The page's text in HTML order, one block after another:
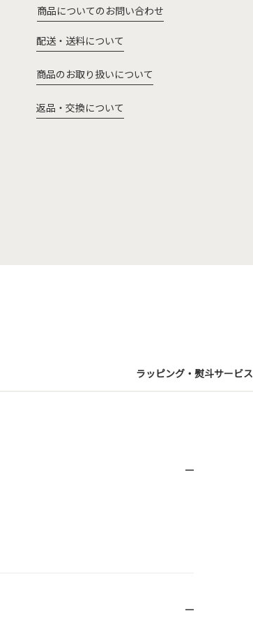
商品についてのお問い合わせ
配送・送料について
商品のお取り扱いについて
返品・交換について
ラッピング・熨斗サービス